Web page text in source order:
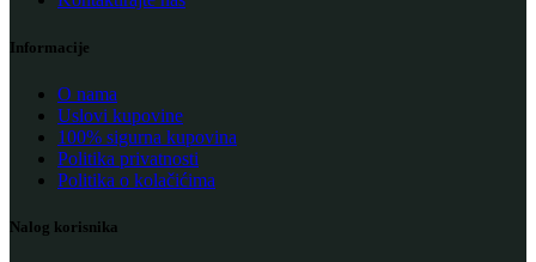
Informacije
O nama
Uslovi kupovine
100% sigurna kupovina
Politika privatnosti
Politika o kolačićima
Nalog korisnika